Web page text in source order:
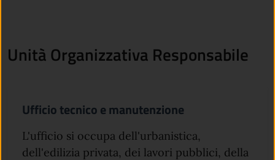
Unità Organizzativa Responsabile
Ufficio tecnico e manutenzione
L'ufficio si occupa dell'urbanistica,
dell'edilizia privata, dei lavori pubblici, della